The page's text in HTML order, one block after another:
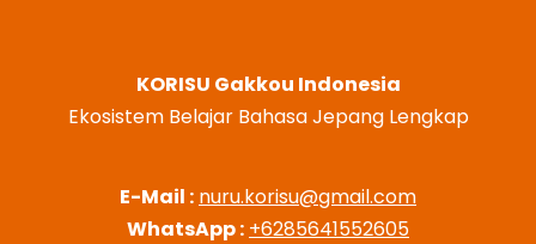
KORISU Gakkou Indonesia
Ekosistem Belajar Bahasa Jepang Lengkap
E-Mail : nuru.korisu@gmail.com
WhatsApp : +6285641552605